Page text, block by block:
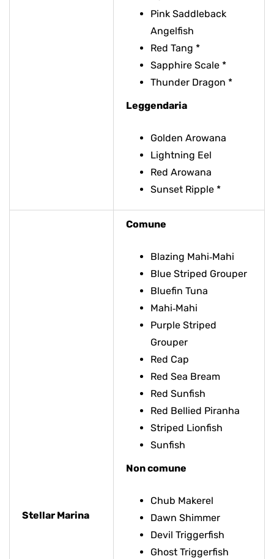
Pink Saddleback
Angelfish
Red Tang *
Sapphire Scale *
Thunder Dragon *
Leggendaria
Golden Arowana
Lightning Eel
Red Arowana
Sunset Ripple *
Stellar Marina
Comune
Blazing Mahi‑Mahi
Blue Striped Grouper
Bluefin Tuna
Mahi‑Mahi
Purple Striped
Grouper
Red Cap
Red Sea Bream
Red Sunfish
Red Bellied Piranha
Striped Lionfish
Sunfish
Non comune
Chub Makerel
Dawn Shimmer
Devil Triggerfish
Ghost Triggerfish